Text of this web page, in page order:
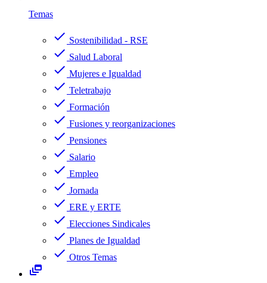
Temas
check Sostenibilidad - RSE
check Salud Laboral
check Mujeres e Igualdad
check Teletrabajo
check Formación
check Fusiones y reorganizaciones
check Pensiones
check Salario
check Empleo
check Jornada
check ERE y ERTE
check Elecciones Sindicales
check Planes de Igualdad
check Otros Temas
dynamic_feed